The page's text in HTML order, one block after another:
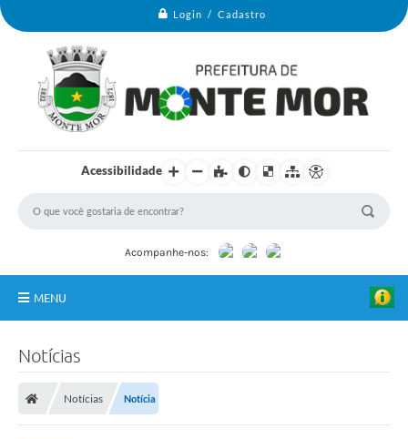
Login / Cadastro
Acessibilidade
Acompanhe-nos:
MENU
Notícias
Notícias Notícia